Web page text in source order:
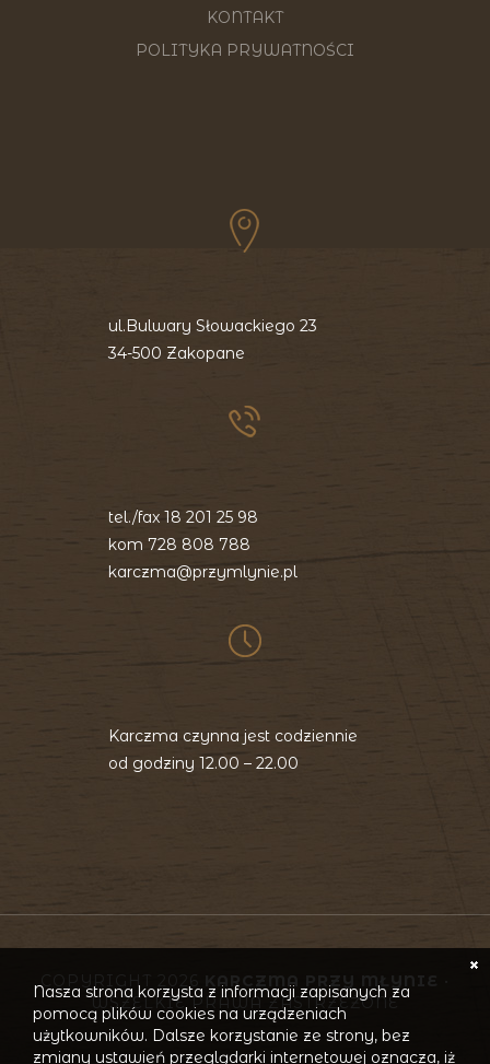
KONTAKT
POLITYKA PRYWATNOŚCI
ul.Bulwary Słowackiego 23
34-500 Zakopane
tel./fax 18 201 25 98
kom 728 808 788
karczma@przymlynie.pl
Karczma czynna jest codziennie
od godziny 12.00 – 22.00
COPYRIGHT 2026 KARCZMA PRZY MŁYNIE
WSZELKIE PRAWA ZASTRZEŻONE
Nasza strona korzysta z informacji zapisanych za
pomocą plików cookies na urządzeniach
użytkowników. Dalsze korzystanie ze strony, bez
zmiany ustawień przeglądarki internetowej oznacza, iż